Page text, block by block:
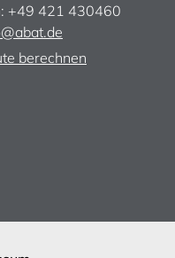
+49 421 430460
berechnen